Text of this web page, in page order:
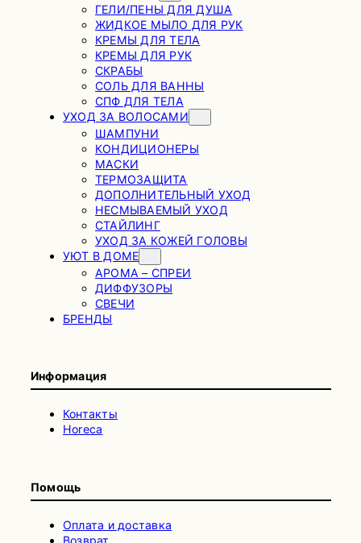
ГЕЛИ/ПЕНЫ ДЛЯ ДУША
ЖИДКОЕ МЫЛО ДЛЯ РУК
КРЕМЫ ДЛЯ ТЕЛА
КРЕМЫ ДЛЯ РУК
СКРАБЫ
СОЛЬ ДЛЯ ВАННЫ
СПФ ДЛЯ ТЕЛА
УХОД ЗА ВОЛОСАМИ
ШАМПУНИ
КОНДИЦИОНЕРЫ
МАСКИ
ТЕРМОЗАЩИТА
ДОПОЛНИТЕЛЬНЫЙ УХОД
НЕСМЫВАЕМЫЙ УХОД
СТАЙЛИНГ
УХОД ЗА КОЖЕЙ ГОЛОВЫ
УЮТ В ДОМЕ
АРОМА – СПРЕИ
ДИФФУЗОРЫ
СВЕЧИ
БРЕНДЫ
Информация
Контакты
Horeca
Помощь
Оплата и доставка
Возврат